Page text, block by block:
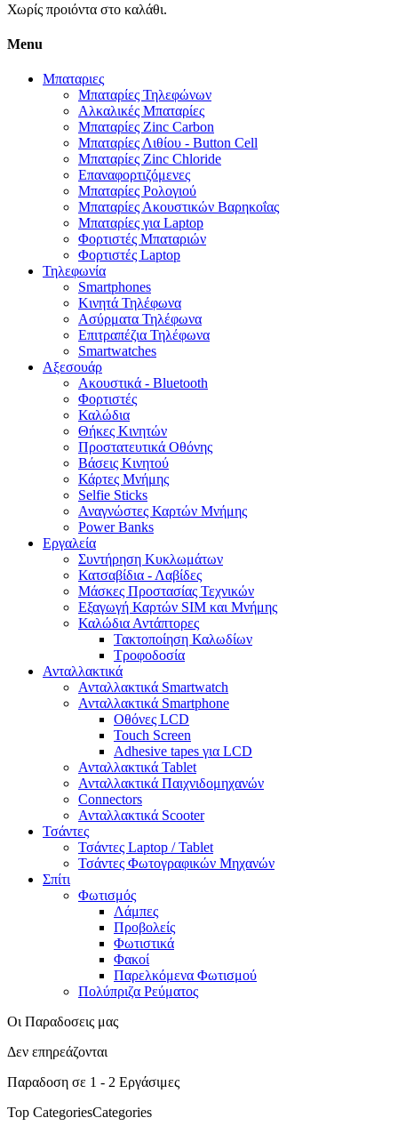
Χωρίς προιόντα στο καλάθι.
Menu
Μπαταριες
Μπαταρίες Τηλεφώνων
Αλκαλικές Μπαταρίες
Μπαταρίες Zinc Carbon
Μπαταρίες Λιθίου - Button Cell
Μπαταρίες Zinc Chloride
Επαναφορτιζόμενες
Μπαταρίες Ρολογιού
Μπαταρίες Ακουστικών Βαρηκοΐας
Μπαταρίες για Laptop
Φορτιστές Μπαταριών
Φορτιστές Laptop
Τηλεφωνία
Smartphones
Κινητά Τηλέφωνα
Ασύρματα Τηλέφωνα
Επιτραπέζια Τηλέφωνα
Smartwatches
Αξεσουάρ
Ακουστικά - Bluetooth
Φορτιστές
Καλώδια
Θήκες Κινητών
Προστατευτικά Οθόνης
Βάσεις Κινητού
Κάρτες Μνήμης
Selfie Sticks
Αναγνώστες Καρτών Μνήμης
Power Banks
Εργαλεία
Συντήρηση Κυκλωμάτων
Κατσαβίδια - Λαβίδες
Μάσκες Προστασίας Τεχνικών
Εξαγωγή Καρτών SIM και Μνήμης
Καλώδια Αντάπτορες
Τακτοποίηση Καλωδίων
Τροφοδοσία
Ανταλλακτικά
Ανταλλακτικά Smartwatch
Ανταλλακτικά Smartphone
Οθόνες LCD
Touch Screen
Adhesive tapes για LCD
Ανταλλακτικά Tablet
Ανταλλακτικά Παιχνιδομηχανών
Connectors
Ανταλλακτικά Scooter
Τσάντες
Τσάντες Laptop / Tablet
Τσάντες Φωτoγραφικών Μηχανών
Σπίτι
Φωτισμός
Λάμπες
Προβολείς
Φωτιστικά
Φακοί
Παρελκόμενα Φωτισμού
Πολύπριζα Ρεύματος
Οι Παραδοσεις μας
Δεν επηρεάζονται
Παραδοση σε 1 - 2 Εργάσιμες
Top CategoriesCategories